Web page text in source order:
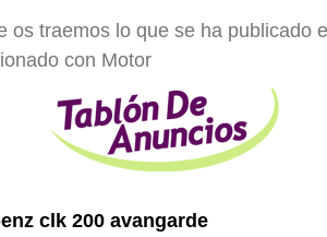
os traemos lo que se ha publicado
con Motor
clk 200 avangarde